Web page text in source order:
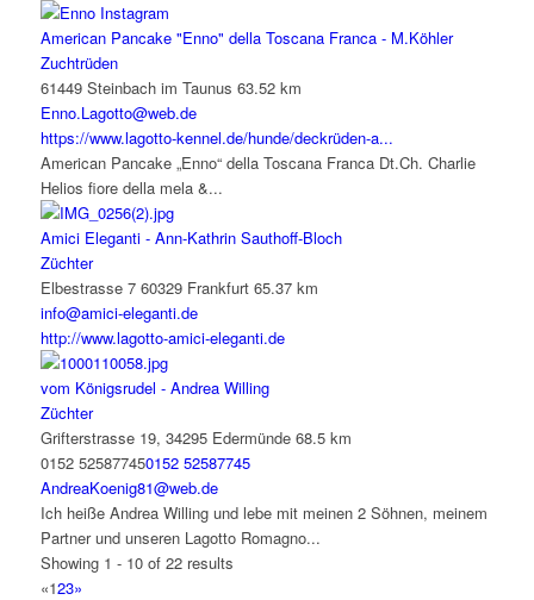
American Pancake "Enno" della Toscana Franca - M.Köhler
Zuchtrüden
61449 Steinbach im Taunus 63.52 km
Enno.Lagotto@web.de
https://www.lagotto-kennel.de/hunde/deckrüden-a...
American Pancake „Enno“ della Toscana Franca Dt.Ch. Charlie
Helios fiore della mela &...
Amici Eleganti - Ann-Kathrin Sauthoff-Bloch
Züchter
Elbestrasse 7 60329 Frankfurt 65.37 km
info@amici-eleganti.de
http://www.lagotto-amici-eleganti.de
vom Königsrudel - Andrea Willing
Züchter
Grifterstrasse 19, 34295 Edermünde 68.5 km
0152 525877450152 52587745
AndreaKoenig81@web.de
Ich heiße Andrea Willing und lebe mit meinen 2 Söhnen, meinem
Partner und unseren Lagotto Romagno...
Showing 1 - 10 of 22 results
«123»